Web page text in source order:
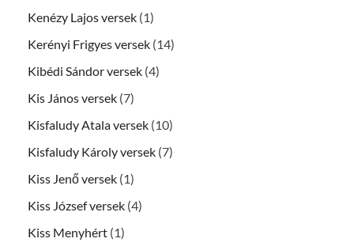
Kenézy Lajos versek (1)
Kerényi Frigyes versek (14)
Kibédi Sándor versek (4)
Kis János versek (7)
Kisfaludy Atala versek (10)
Kisfaludy Károly versek (7)
Kiss Jenő versek (1)
Kiss József versek (4)
Kiss Menyhért (1)